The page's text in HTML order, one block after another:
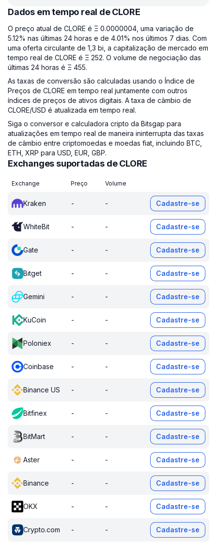
Dados em tempo real de CLORE
O preço atual de CLORE é Ξ 0.0000004, uma variação de
5.12% nas últimas 24 horas e de 4.01% nos últimos 7 dias. Com
uma oferta circulante de 1,3 bi, a capitalização de mercado em
tempo real de CLORE é Ξ 252. O volume de negociação das
últimas 24 horas é Ξ 455.
As taxas de conversão são calculadas usando o Índice de
Preços de CLORE em tempo real juntamente com outros
índices de preços de ativos digitais. A taxa de câmbio de
CLORE/USD é atualizada em tempo real.
Siga o conversor e calculadora cripto da Bitsgap para
atualizações em tempo real de maneira ininterrupta das taxas
de câmbio entre criptomoedas e moedas fiat, incluindo BTC,
ETH, XRP para USD, EUR, GBP.
Exchanges suportadas de CLORE
Exchange Preço Volume
Kraken - - Cadastre-se
WhiteBit - - Cadastre-se
Gate - - Cadastre-se
Bitget - - Cadastre-se
Gemini - - Cadastre-se
KuCoin - - Cadastre-se
Poloniex - - Cadastre-se
Coinbase - - Cadastre-se
Binance US - - Cadastre-se
Bitfinex - - Cadastre-se
BitMart - - Cadastre-se
Aster - - Cadastre-se
Binance - - Cadastre-se
OKX - - Cadastre-se
Crypto.com - - Cadastre-se